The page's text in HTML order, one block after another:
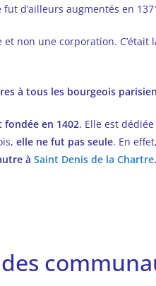
d’ailleurs augmentés en
non une corporation. C’était
à tous les bourgeois
en 1402. Elle est dédiée
elle ne fut pas seule. En
à Saint Denis de la Chartre.